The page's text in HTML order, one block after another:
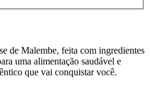
de Malembe, feita com ingredientes
uma alimentação saudável e
que vai conquistar você.